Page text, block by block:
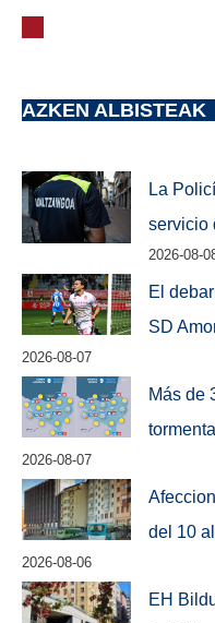
AZKEN ALBISTEAK
La
servicio
2026-08-
El
SD
2026-08-07
Más de
2026-08-07
del 10
2026-08-06
EH